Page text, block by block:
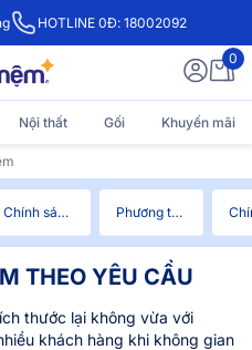
HOTLINE 0Đ: 18002092
0
Nội thất Gối Khuyến mãi
Chính sách bảo hành Phương thức thanh toán
THEO YÊU CẦU
thước lại không vừa với
khách hàng khi không gian